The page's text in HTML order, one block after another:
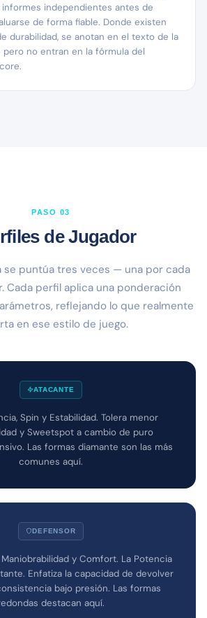
independientes antes de
de forma fiable. Donde existen
durabilidad, se anotan en el texto de la
no entran en la fórmula del
PASO 03
de Jugador
se puntúa tres veces — una por cada
Cada perfil aplica una ponderación
reflejando lo que realmente
en ese estilo de juego.
ATACANTE
Spin y Estabilidad. Tolera menor
y Sweetspot a cambio de puro
Las formas diamante son las más
comunes aquí.
DEFENSOR
y Comfort. La Potencia
Enfatiza la capacidad de devolver
bajo presión. Las formas
destacan aquí.